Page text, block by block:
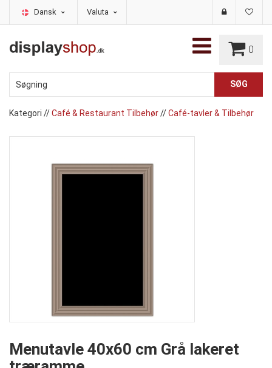
Dansk Valuta
0
Kategori //Café & Restaurant Tilbehør//Café-tavler & Tilbehør
Menutavle 40x60 cm Grå lakeret